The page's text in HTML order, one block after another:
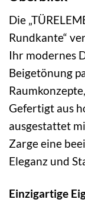
Die
Rundkante“
Ihr modernes
Beigetönung
Gefertigt aus
ausgestattet
Zarge eine
Eleganz und
Einzigartige